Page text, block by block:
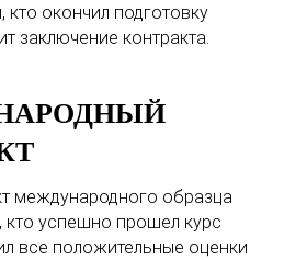
кто окончил подготовку
заключение контракта.
международного образца
кто успешно прошел курс
все положительные оценки